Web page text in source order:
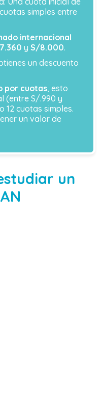
simples entre
internacional
y S/8.000.
un descuento
por cuotas, esto
(entre S/.990 y
12 cuotas simples.
un valor de
un